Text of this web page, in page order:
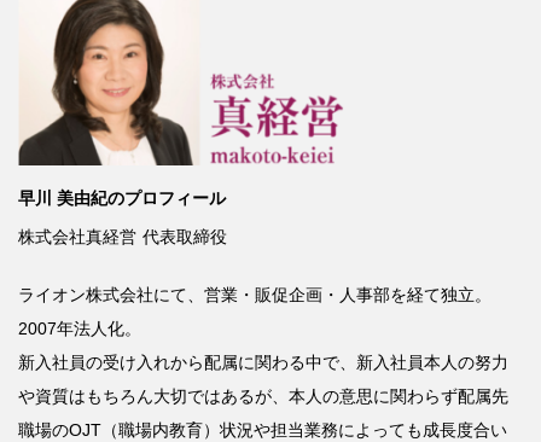
早川 美由紀のプロフィール
株式会社真経営 代表取締役
ライオン株式会社にて、営業・販促企画・人事部を経て独立。
2007年法人化。
新入社員の受け入れから配属に関わる中で、新入社員本人の努力
や資質はもちろん大切ではあるが、本人の意思に関わらず配属先
職場のOJT （職場内教育）状況や担当業務によっても成長度合い